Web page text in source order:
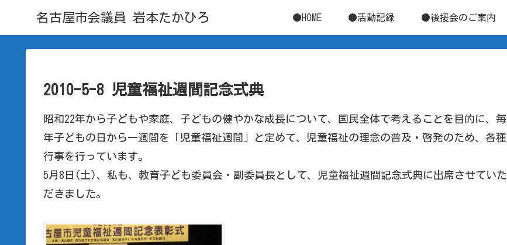
名古屋市会議員 岩本たかひろ ●HOME ●活動記録 ●後援会のご案内
2010-5-8 児童福祉週間記念式典
昭和22年から子どもや家庭、子どもの健やかな成長について、国民全体で考えることを目的に、毎
年子どもの日から一週間を「児童福祉週間」と定めて、児童福祉の理念の普及・啓発のため、各種
行事を行っています。
5月8日(土)、私も、教育子ども委員会・副委員長として、児童福祉週間記念式典に出席させていた
だきました。